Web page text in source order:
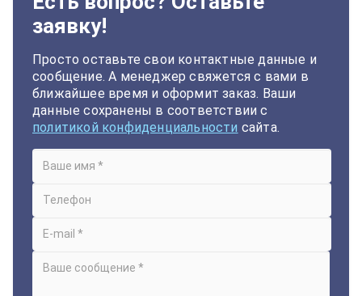
заявку!
Просто оставьте свои контактные данные и
сообщение. А менеджер свяжется с вами в
ближайшее время и оформит заказ. Ваши
данные сохранены в соответствии с
политикой конфиденциальности сайта.